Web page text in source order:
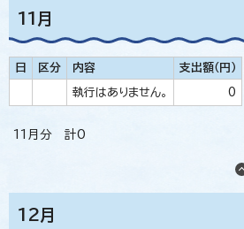
11月
日 区分 内容 支出額（円）
執行はありません。 0
11月分 計0
12月